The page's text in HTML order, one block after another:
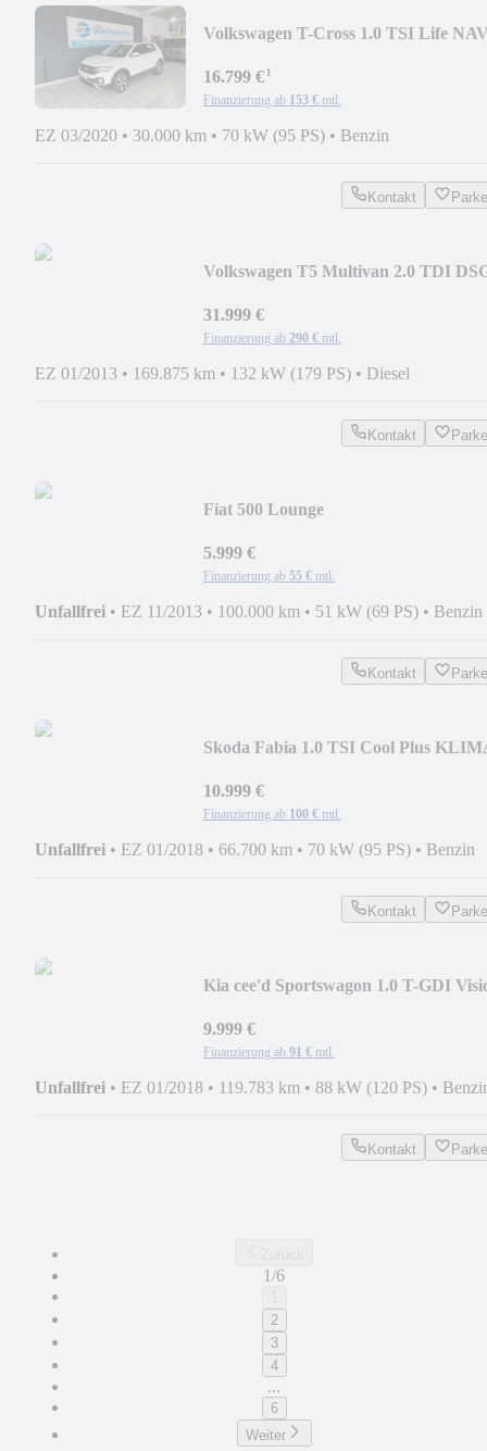
Volkswagen T-Cross 1.0 TSI Life
16.799 €¹
Finanzierung ab 153 € mtl.
EZ 03/2020 • 30.000 km • 70 kW (95 PS) • Benzin
Kontakt
Volkswagen T5 Multivan 2.0 TDI
31.999 €
Finanzierung ab 290 € mtl.
EZ 01/2013 • 169.875 km • 132 kW (179 PS) • Diesel
Kontakt
Fiat 500 Lounge
5.999 €
Finanzierung ab 55 € mtl.
Unfallfrei • EZ 11/2013 • 100.000 km • 51 kW (69 PS) • Benzin
Kontakt
Skoda Fabia 1.0 TSI Cool Plus
10.999 €
Finanzierung ab 100 € mtl.
Unfallfrei • EZ 01/2018 • 66.700 km • 70 kW (95 PS) • Benzin
Kontakt
Kia cee'd Sportswagon 1.0 T-GDI
9.999 €
Finanzierung ab 91 € mtl.
Unfallfrei • EZ 01/2018 • 119.783 km • 88 kW (120 PS) •
Kontakt
1/6
2
3
4
...
6
Weiter